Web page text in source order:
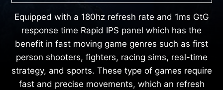
Equipped with a 180hz refresh rate and 1ms GtG
response time Rapid IPS panel which has the
benefit in fast moving game genres such as first
person shooters, fighters, racing sims, real-time
strategy, and sports. These type of games require
fast and precise movements, which an refresh